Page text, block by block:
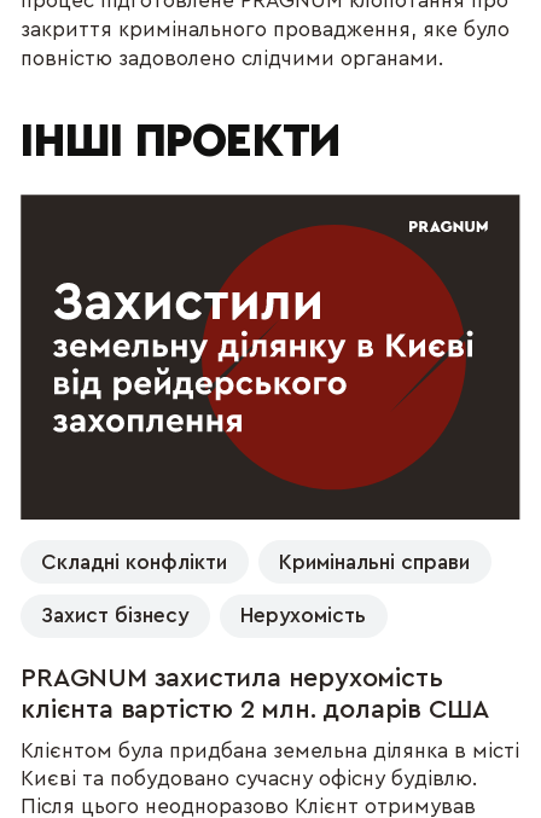
закриття кримінального провадження, яке було
повністю задоволено слідчими органами.
ІНШІ ПРОЕКТИ
Складні конфлікти Кримінальні справи
Захист бізнесу Нерухомість
PRAGNUM захистила нерухомість
клієнта вартістю 2 млн. доларів США
Клієнтом була придбана земельна ділянка в місті
Києві та побудовано сучасну офісну будівлю.
Після цього неодноразово Клієнт отримував